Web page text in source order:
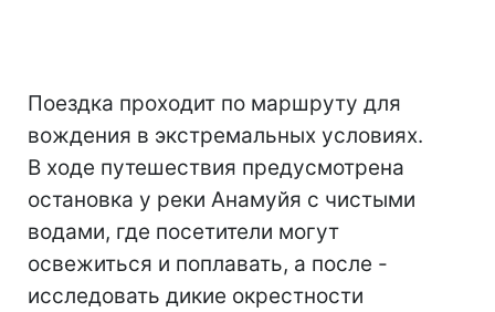
Поездка проходит по маршруту для
вождения в экстремальных условиях.
В ходе путешествия предусмотрена
остановка у реки Анамуйя с чистыми
водами, где посетители могут
освежиться и поплавать, а после -
исследовать дикие окрестности